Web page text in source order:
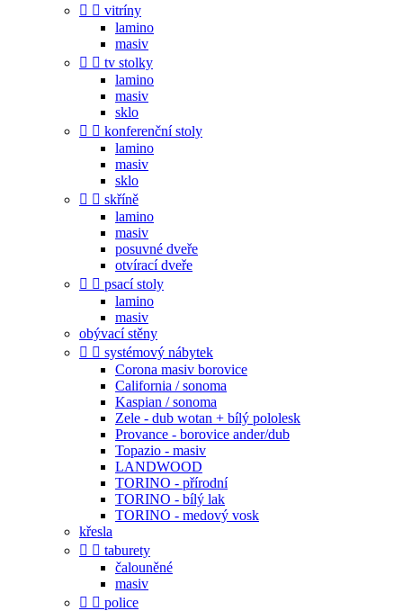
  vitríny
lamino
masiv
  tv stolky
lamino
masiv
sklo
  konferenční stoly
lamino
masiv
sklo
  skříně
lamino
masiv
posuvné dveře
otvírací dveře
  psací stoly
lamino
masiv
obývací stěny
  systémový nábytek
Corona masiv borovice
California / sonoma
Kaspian / sonoma
Zele - dub wotan + bílý pololesk
Provance - borovice ander/dub
Topazio - masiv
LANDWOOD
TORINO - přírodní
TORINO - bílý lak
TORINO - medový vosk
křesla
  taburety
čalouněné
masiv
  police